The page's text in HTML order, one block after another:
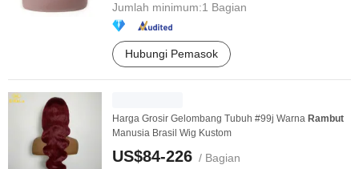
Jumlah minimum:1 Bagian
Hubungi Pemasok
Harga Grosir Gelombang Tubuh #99j Warna Rambut
Manusia Brasil Wig Kustom
US$84-226 / Bagian